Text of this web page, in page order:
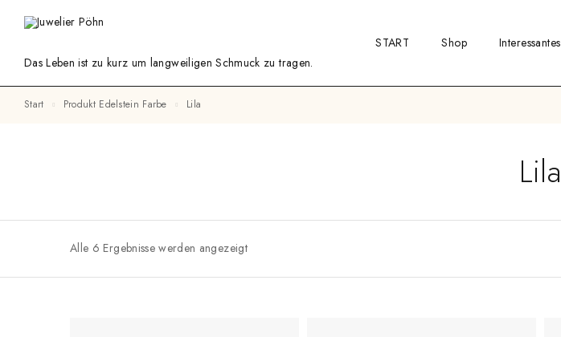
Das Leben ist zu kurz um langweiligen Schmuck zu tragen.
START Shop Interessantes
Start Produkt Edelstein Farbe Lila
Lila
Alle 6 Ergebnisse werden angezeigt